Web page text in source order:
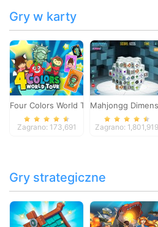
Gry w karty
Four Colors World Tour
Zagrano: 173,691
Mahjongg
Zagrano: 1,801,919
Gry strategiczne